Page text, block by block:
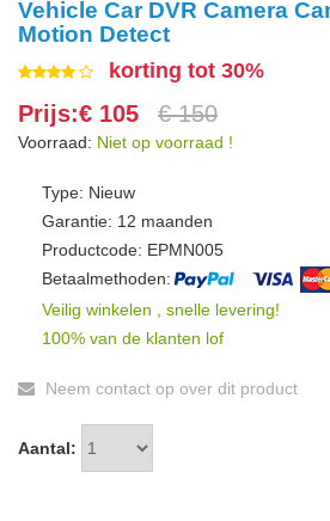
Vehicle Car DVR Camera
Motion Detect
korting tot 30%
Prijs:€ 105 € 150
Voorraad: Niet op voorraad !
Type: Nieuw
Garantie: 12 maanden
Productcode: EPMN005
Betaalmethoden:
Veilig winkelen , snelle levering!
100% van de klanten lof
Neem contact op over dit product
Aantal: